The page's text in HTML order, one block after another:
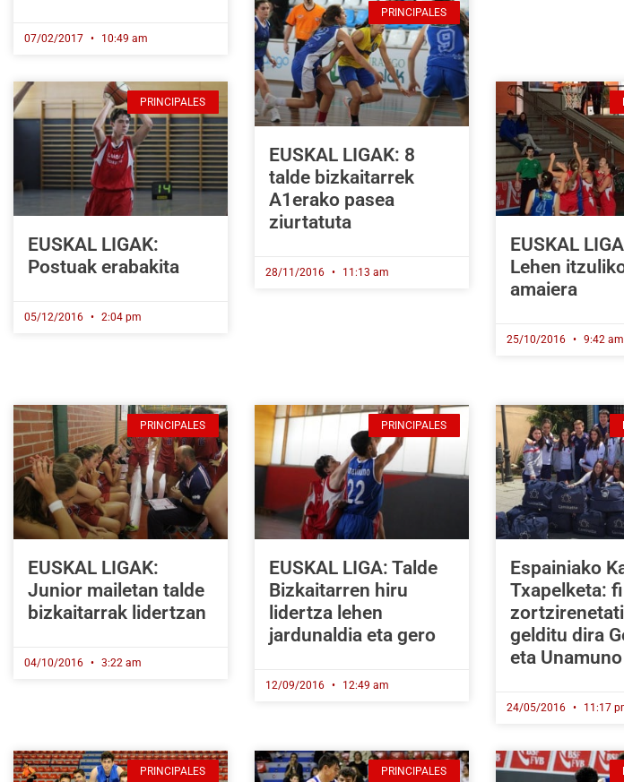
07/02/2017 10:49 am
PRINCIPALES
EUSKAL LIGAK:
Postuak erabakita
05/12/2016 2:04 pm
PRINCIPALES
EUSKAL LIGAK: 8
talde bizkaitarrek
A1erako pasea
ziurtatuta
28/11/2016 11:13 am
EUSKAL
Lehen
amaiera
25/10/2016 9:42 am
PRINCIPALES
EUSKAL LIGAK:
Junior mailetan talde
bizkaitarrak lidertzan
04/10/2016 3:22 am
PRINCIPALES
EUSKAL LIGA: Talde
Bizkaitarren hiru
lidertza lehen
jardunaldia eta gero
12/09/2016 12:49 am
Espainiako
Txapelketa:
gelditu dira
eta Unamuno
24/05/2016 11:17
PRINCIPALES PRINCIPALES